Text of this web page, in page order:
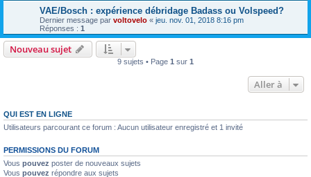
VAE/Bosch : expérience débridage Badass ou Volspeed?
Dernier message par voltovelo « jeu. nov. 01, 2018 8:16 pm
Réponses : 1
Nouveau sujet
9 sujets • Page 1 sur 1
Aller à
QUI EST EN LIGNE
Utilisateurs parcourant ce forum : Aucun utilisateur enregistré et 1 invité
PERMISSIONS DU FORUM
Vous pouvez poster de nouveaux sujets
Vous pouvez répondre aux sujets